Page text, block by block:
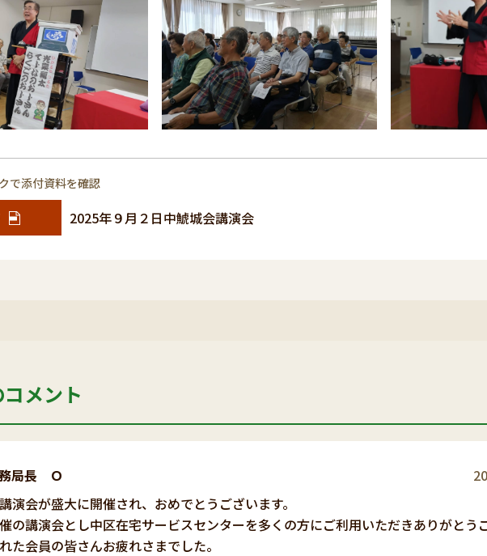
で添付資料を確認
2025年９月２日中鯱城会講演会
メント
局長 Ｏ
演会が盛大に開催され、おめでとうございます。
の講演会とし中区在宅サービスセンターを多くの方にご利用いただきありがとう
た会員の皆さんお疲れさまでした。